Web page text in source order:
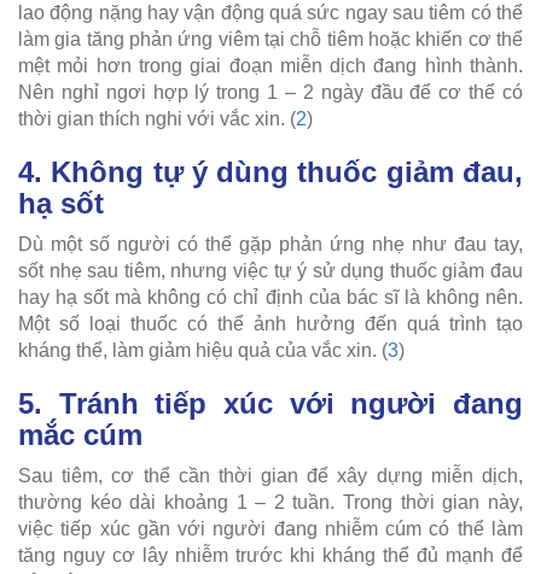
lao động nặng hay vận động quá sức ngay sau tiêm có thể
làm gia tăng phản ứng viêm tại chỗ tiêm hoặc khiến cơ thể
mệt mỏi hơn trong giai đoạn miễn dịch đang hình thành.
Nên nghỉ ngơi hợp lý trong 1 – 2 ngày đầu để cơ thể có
thời gian thích nghi với vắc xin. (2)
4. Không tự ý dùng thuốc giảm đau,
hạ sốt
Dù một số người có thể gặp phản ứng nhẹ như đau tay,
sốt nhẹ sau tiêm, nhưng việc tự ý sử dụng thuốc giảm đau
hay hạ sốt mà không có chỉ định của bác sĩ là không nên.
Một số loại thuốc có thể ảnh hưởng đến quá trình tạo
kháng thể, làm giảm hiệu quả của vắc xin. (3)
5. Tránh tiếp xúc với người đang
mắc cúm
Sau tiêm, cơ thể cần thời gian để xây dựng miễn dịch,
thường kéo dài khoảng 1 – 2 tuần. Trong thời gian này,
việc tiếp xúc gần với người đang nhiễm cúm có thể làm
tăng nguy cơ lây nhiễm trước khi kháng thể đủ mạnh để